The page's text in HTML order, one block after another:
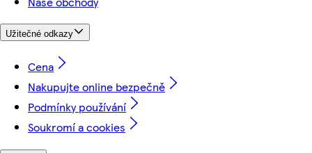
Užitečné odkazy
Cena
Nakupujte online bezpečně
Podmínky používání
Soukromí a cookies